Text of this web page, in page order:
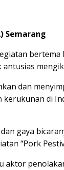
Semarang
dan
di
gaya
“Pork